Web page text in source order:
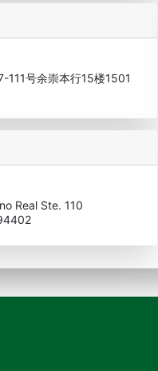
欧美澳最具价值品牌移民机构
111号余崇本行15楼1501
Real Ste. 110